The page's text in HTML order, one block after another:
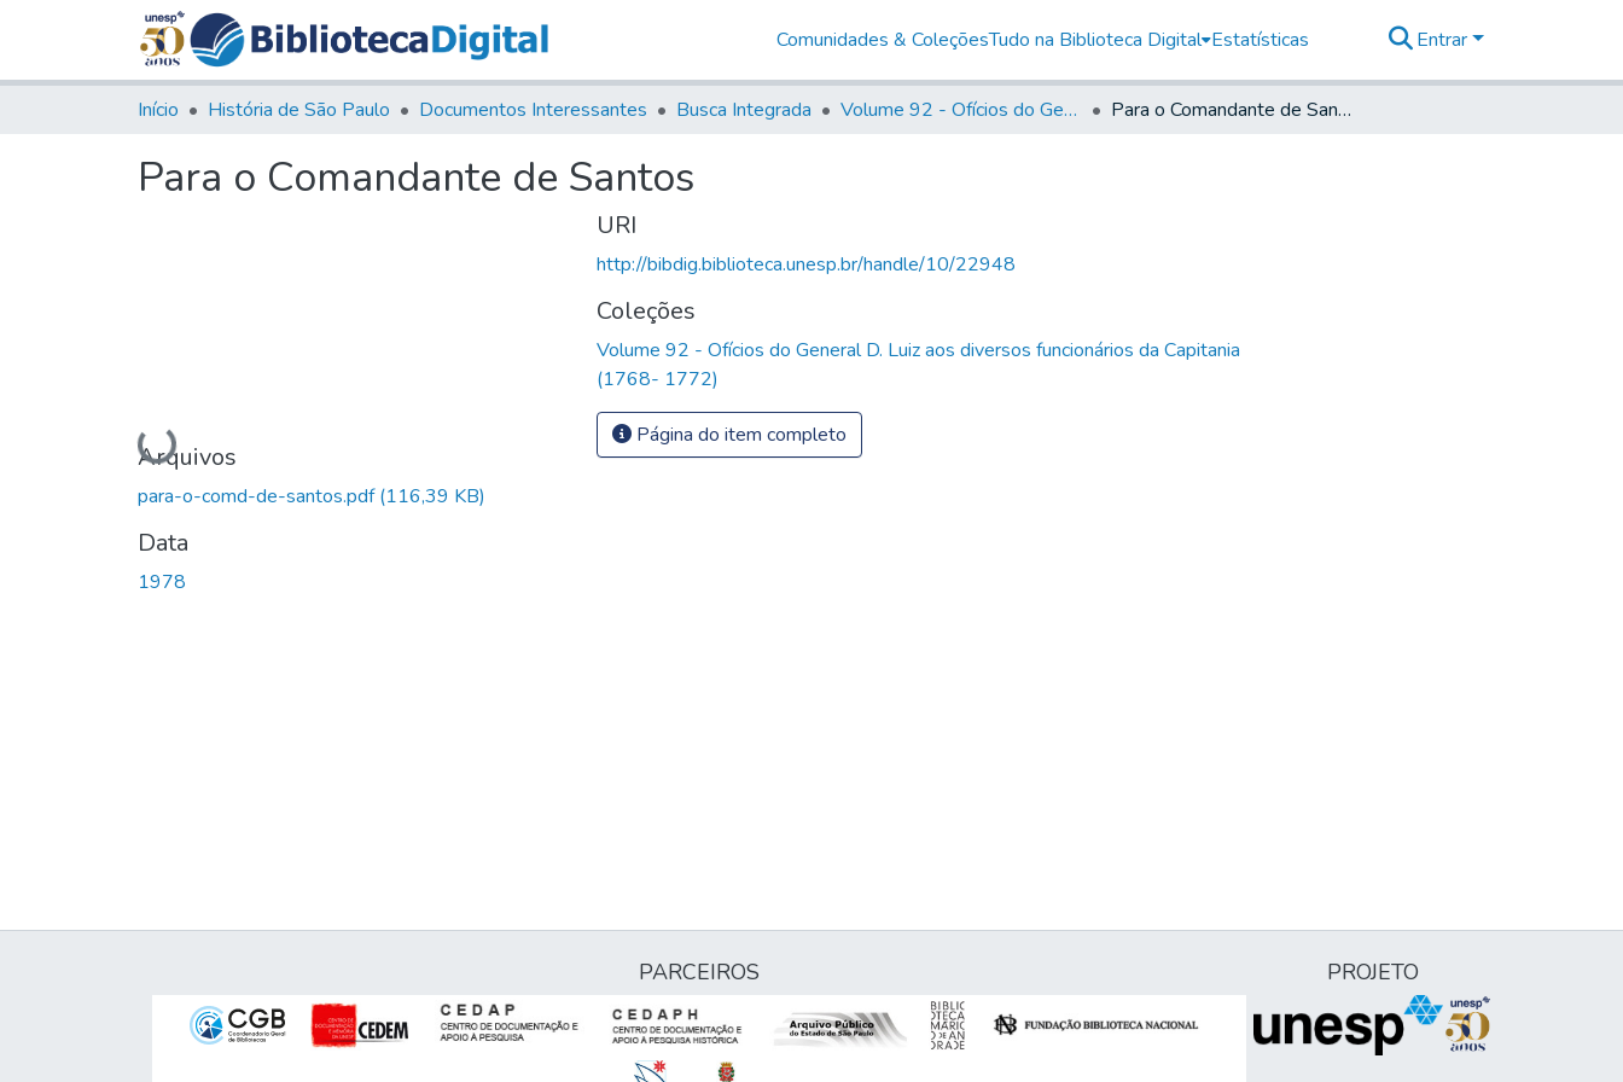
Comunidades & ColeçõesTudo na Biblioteca Digital Estatísticas Entrar
Início História de São Paulo Documentos Interessantes Busca Integrada Volume 92 - Ofícios do General D. Luiz aos diversos funcionários da Capitania (1768- 1772) Para o Comandante de Santos
Para o Comandante de Santos
Carregando...
Arquivos
para-o-comd-de-santos.pdf(116,39 KB)
Data
1978
URI
http://bibdig.biblioteca.unesp.br/handle/10/22948
Coleções
Volume 92 - Ofícios do General D. Luiz aos diversos funcionários da Capitania
(1768- 1772)
Página do item completo
PARCEIROS PROJETO